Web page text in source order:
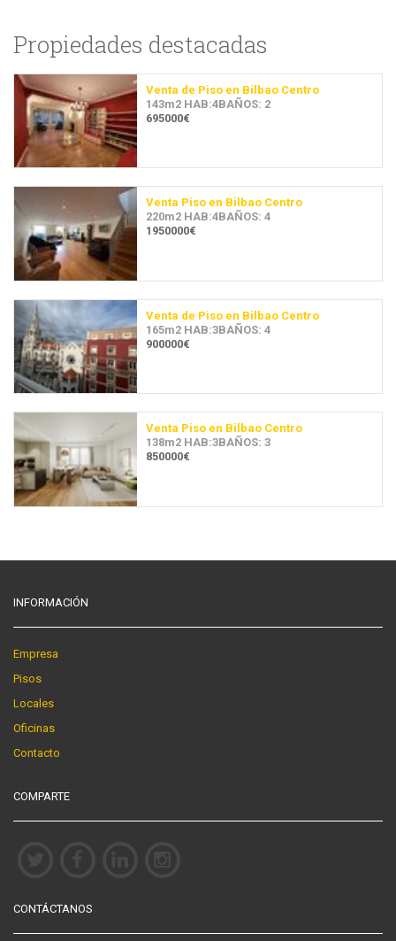
Propiedades destacadas
Venta de Piso en Bilbao Centro
143m2 HAB:4BAÑOS: 2
695000€
Venta Piso en Bilbao Centro
220m2 HAB:4BAÑOS: 4
1950000€
Venta de Piso en Bilbao Centro
165m2 HAB:3BAÑOS: 4
900000€
Venta Piso en Bilbao Centro
138m2 HAB:3BAÑOS: 3
850000€
INFORMACIÓN
Empresa
Pisos
Locales
Oficinas
Contacto
COMPARTE
CONTÁCTANOS